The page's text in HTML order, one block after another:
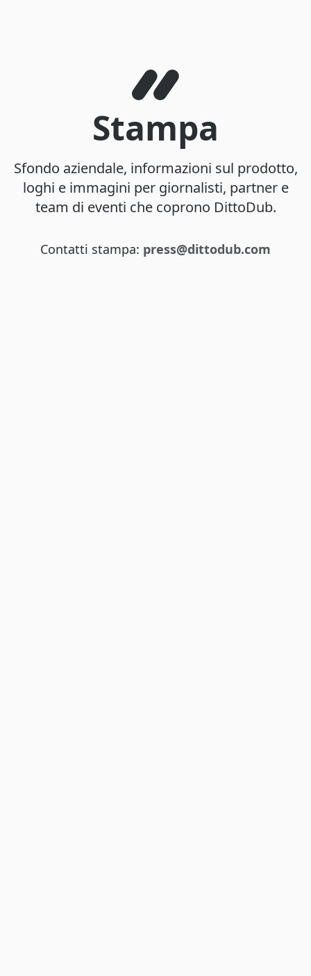
Stampa
Sfondo aziendale, informazioni sul prodotto,
loghi e immagini per giornalisti, partner e
team di eventi che coprono DittoDub.
Contatti stampa: press@dittodub.com